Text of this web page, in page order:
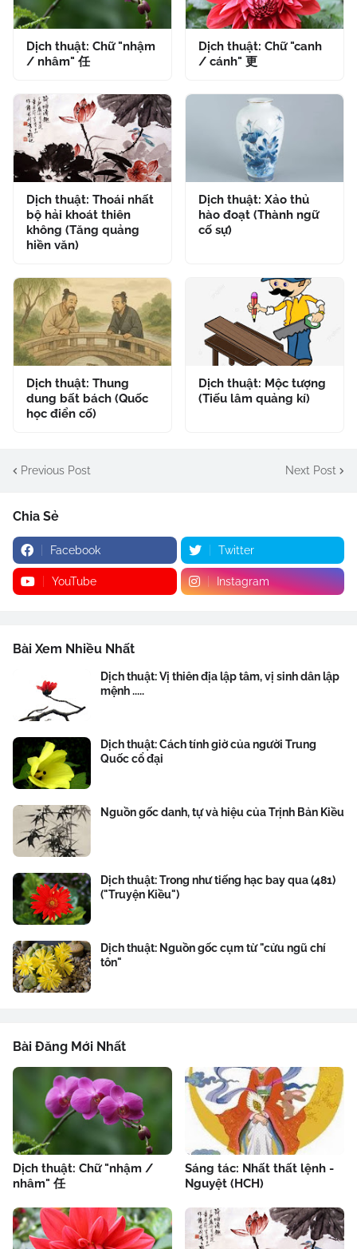
Dịch thuật: Chữ "nhậm
/ nhâm" 任
Dịch thuật: Chữ "canh
/ cánh" 更
Dịch thuật: Thoái nhất
bộ hải khoát thiên
không (Tăng quảng
hiền văn)
Dịch thuật: Xảo thủ
hào đoạt (Thành ngữ
cố sự)
Dịch thuật: Thung
dung bất bách (Quốc
học điển cố)
Dịch thuật: Mộc tượng
(Tiếu lâm quảng kí)
Previous Post Next Post
Chia Sẻ
Facebook Twitter
YouTube Instagram
Bài Xem Nhiều Nhất
Dịch thuật: Vị thiên địa lập tâm, vị sinh dân lập
mệnh .....
Dịch thuật: Cách tính giờ của người Trung
Quốc cổ đại
Nguồn gốc danh, tự và hiệu của Trịnh Bản Kiều
Dịch thuật: Trong như tiếng hạc bay qua (481)
("Truyện Kiều")
Dịch thuật: Nguồn gốc cụm từ "cửu ngũ chí
tôn"
Bài Đăng Mới Nhất
Dịch thuật: Chữ "nhậm /
nhâm" 任
Sáng tác: Nhất thất lệnh -
Nguyệt (HCH)